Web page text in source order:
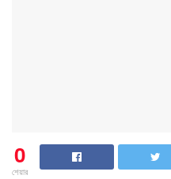
0
শেয়ার